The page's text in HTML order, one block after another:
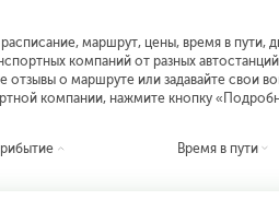
маршрут, цены, время в пути,
компаний от разных
отзывы о маршруте или задавайте свои
компании, нажмите кнопку
Время в пути